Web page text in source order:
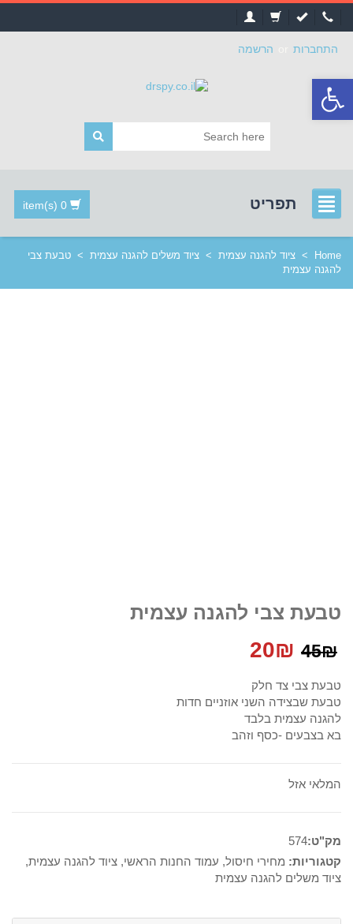
סרגל
נגישות
התחברות הרשמה
תפריט 0 item(s)
Home
> ציוד להגנה עצמית > ציוד משלים להגנה עצמית > טבעת צבי
להגנה עצמית
טבעת צבי להגנה עצמית
45₪
המחיר
המקורי
היה:
45₪.
20₪
הוא:
20₪.
טבעת צבי צד חלק
טבעת שבצידה השני אוזניים חדות
להגנה עצמית בלבד
בא בצבעים -כסף וזהב
המלאי אזל
מק"ט:574
קטגוריות: מחירי חיסול, עמוד החנות הראשי, ציוד להגנה עצמית,
ציוד משלים להגנה עצמית